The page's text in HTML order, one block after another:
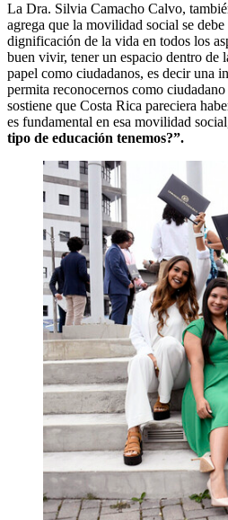
La Dra. Silvia Camacho Calvo,
agrega que la movilidad social se
dignificación de la vida en todos los
buen vivir, tener un espacio dentro de
papel como ciudadanos, es decir una
permita reconocernos como
sostiene que Costa Rica pareciera
es fundamental en esa movilidad
tipo de educación tenemos?”.